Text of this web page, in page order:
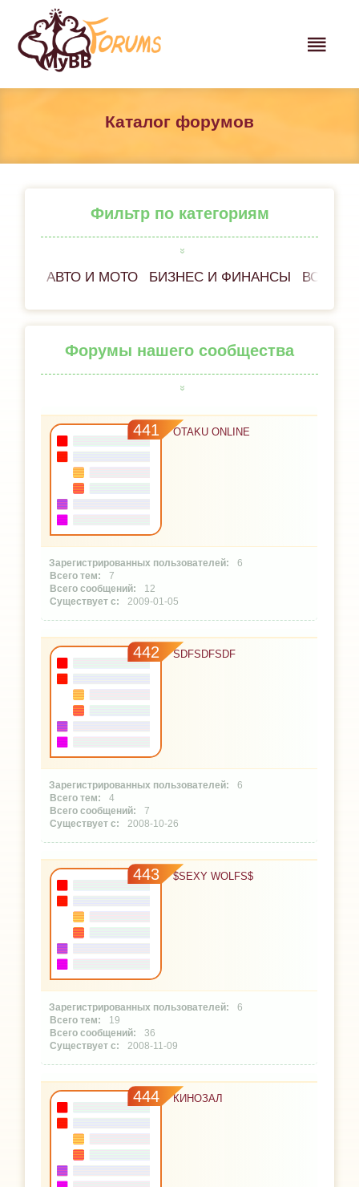
Каталог форумов
Фильтр по категориям
АВТО И МОТО БИЗНЕС И ФИНАНСЫ ВСЁ
Форумы нашего сообщества
441 OTAKU ONLINE
6
7
12
2009-01-05
442 SDFSDFSDF
6
4
7
2008-10-26
443 $SEXY WOLFS$
6
19
36
2008-11-09
444 КИНОЗАЛ